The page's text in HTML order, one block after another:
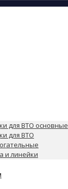
для ВТО основные
для ВТО
и линейки